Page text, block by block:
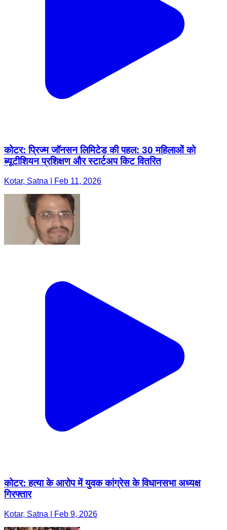
कोटर: प्रिज्म जॉनसन लिमिटेड की पहल: 30 महिलाओं को
ब्यूटीशियन प्रशिक्षण और स्टार्टअप किट वितरित
Kotar, Satna | Feb 11, 2026
कोटर: हत्या के आरोप में युवक कांग्रेस के विधानसभा अध्यक्ष
गिरफ्तार
Kotar, Satna | Feb 9, 2026